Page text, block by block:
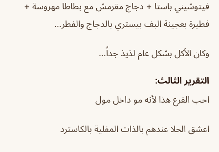
فيتوشيني باستا + دجاج مقرمش مع بطاطا مهروسة +
فطيرة بعجينة البف بيستري بالدجاج والفطر…
وكان الأكل بشكل عام لذيذ جداً…
التقرير الثالث:
احب الفرع هذا لأنه مو داخل مول
اعشق الحلا عندهم بالذات المفلية بالكاسترد